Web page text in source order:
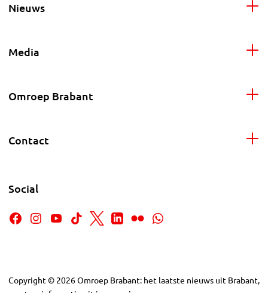
Nieuws
Media
Omroep Brabant
Contact
Social
Copyright © 2026Omroep Brabant: het laatste nieuws uit Brabant,